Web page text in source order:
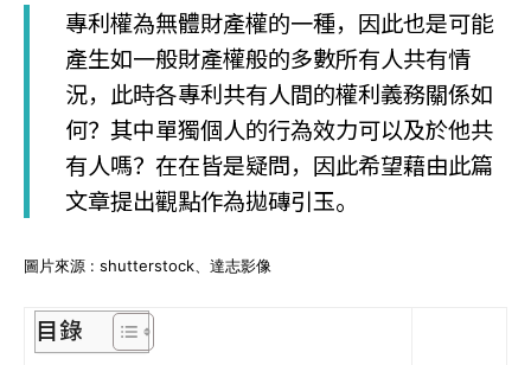
專利權為無體財產權的一種，因此也是可能
產生如一般財產權般的多數所有人共有情
況，此時各專利共有人間的權利義務關係如
何？其中單獨個人的行為效力可以及於他共
有人嗎？在在皆是疑問，因此希望藉由此篇
文章提出觀點作為拋磚引玉。
圖片來源 : shutterstock、達志影像
目錄